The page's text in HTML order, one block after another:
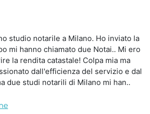
studio notarile a Milano. Ho inviato la
mi hanno chiamato due Notai.. Mi ero
la rendita catastale! Colpa mia ma
dall'efficienza del servizio e dal
due studi notarili di Milano mi han..